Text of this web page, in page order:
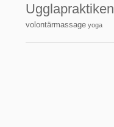
Ugglapraktiken
volontärmassage yoga